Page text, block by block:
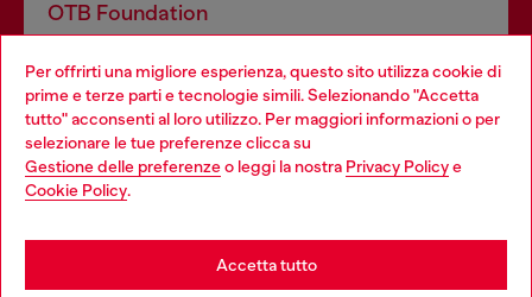
Per offrirti una migliore esperienza, questo sito utilizza cookie di
prime e terze parti e tecnologie simili. Selezionando "Accetta
tutto" acconsenti al loro utilizzo. Per maggiori informazioni o per
selezionare le tue preferenze clicca su
Gestione delle preferenzeo leggi la nostra Privacy Policye
Cookie Policy.
Accetta tutto
OTB Foundation
profit del gruppo OTB che sostiene progetti concreti per
giovani, donne, inclusione ed emergenze in tutto il mondo.
Choose your location
You are currently browsing Italia website, but it seems you may
be based in United States